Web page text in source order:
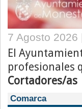
7 Agosto 2026
El
profesionales
Cortadores/as
Comarca